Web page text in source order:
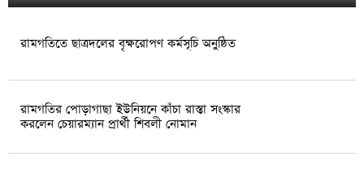
রামগতিতে ছাত্রদলের বৃক্ষরোপণ কর্মসূচি অনুষ্ঠিত
রামগতির পোড়াগাছা ইউনিয়নে কাঁচা রাস্তা সংস্কার
করলেন চেয়ারম্যান প্রার্থী শিবলী নোমান